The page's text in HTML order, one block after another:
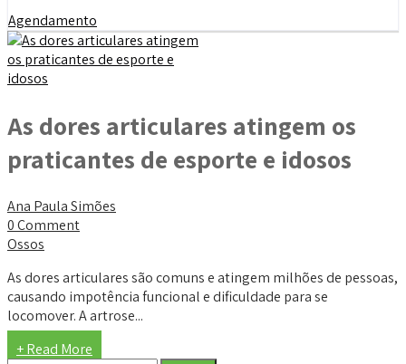
Agendamento
As dores articulares atingem os
praticantes de esporte e idosos
Ana Paula Simões
0 Comment
Ossos
As dores articulares são comuns e atingem milhões de pessoas,
causando impotência funcional e dificuldade para se
locomover. A artrose...
+ Read More